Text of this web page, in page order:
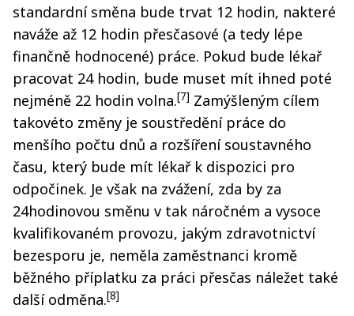
standardní směna bude trvat 12 hodin, nakteré
naváže až 12 hodin přesčasové (a tedy lépe
finančně hodnocené) práce. Pokud bude lékař
pracovat 24 hodin, bude muset mít ihned poté
nejméně 22 hodin volna.[7] Zamýšleným cílem
takovéto změny je soustředění práce do
menšího počtu dnů a rozšíření soustavného
času, který bude mít lékař k dispozici pro
odpočinek. Je však na zvážení, zda by za
24hodinovou směnu v tak náročném a vysoce
kvalifikovaném provozu, jakým zdravotnictví
bezesporu je, neměla zaměstnanci kromě
běžného příplatku za práci přesčas náležet také
další odměna.[8]